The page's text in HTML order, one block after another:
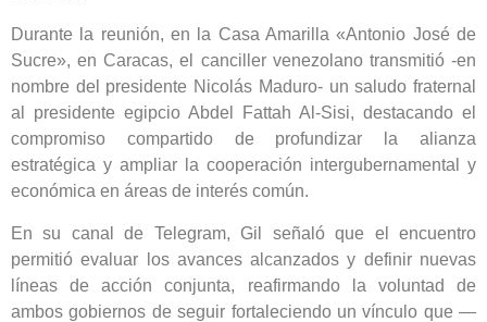
Durante la reunión, en la Casa Amarilla «Antonio José de
Sucre», en Caracas, el canciller venezolano transmitió -en
nombre del presidente Nicolás Maduro- un saludo fraternal
al presidente egipcio Abdel Fattah Al-Sisi, destacando el
compromiso compartido de profundizar la alianza
estratégica y ampliar la cooperación intergubernamental y
económica en áreas de interés común.
En su canal de Telegram, Gil señaló que el encuentro
permitió evaluar los avances alcanzados y definir nuevas
líneas de acción conjunta, reafirmando la voluntad de
ambos gobiernos de seguir fortaleciendo un vínculo que —